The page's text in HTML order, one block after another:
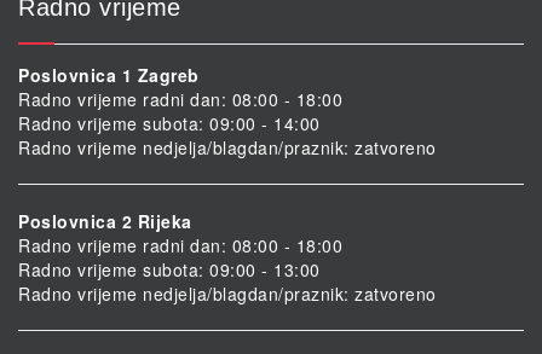
Radno vrijeme
Poslovnica 1 Zagreb
Radno vrijeme radni dan: 08:00 - 18:00
Radno vrijeme subota: 09:00 - 14:00
Radno vrijeme nedjelja/blagdan/praznik: zatvoreno
Poslovnica 2 Rijeka
Radno vrijeme radni dan: 08:00 - 18:00
Radno vrijeme subota: 09:00 - 13:00
Radno vrijeme nedjelja/blagdan/praznik: zatvoreno